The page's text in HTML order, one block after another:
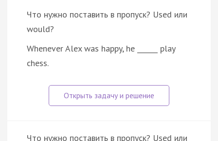
Что нужно поставить в пропуск? Used или
would?
Whenever Alex was happy, he ______ play
chess.
Что нужно поставить в пропуск? Used или